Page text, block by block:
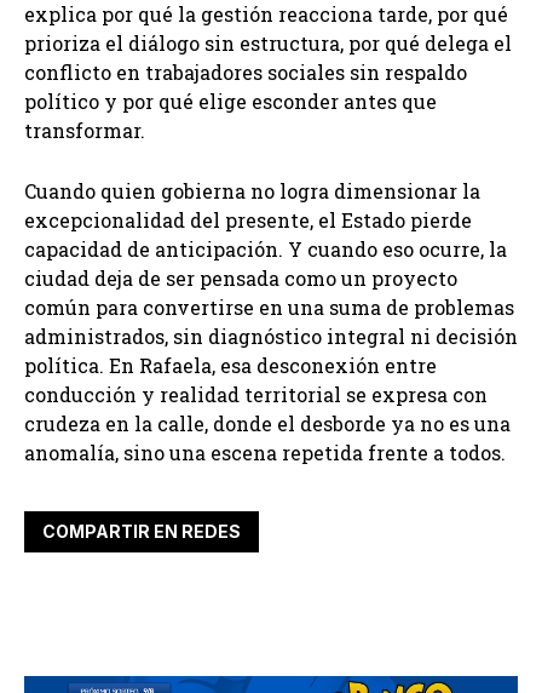
explica por qué la gestión reacciona tarde, por qué
prioriza el diálogo sin estructura, por qué delega el
conflicto en trabajadores sociales sin respaldo
político y por qué elige esconder antes que
transformar.
Cuando quien gobierna no logra dimensionar la
excepcionalidad del presente, el Estado pierde
capacidad de anticipación. Y cuando eso ocurre, la
ciudad deja de ser pensada como un proyecto
común para convertirse en una suma de problemas
administrados, sin diagnóstico integral ni decisión
política. En Rafaela, esa desconexión entre
conducción y realidad territorial se expresa con
crudeza en la calle, donde el desborde ya no es una
anomalía, sino una escena repetida frente a todos.
COMPARTIR EN REDES